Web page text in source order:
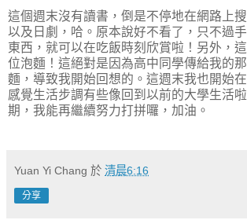
這個週末沒有讀書，倒是不停地在網路上
以及日劇，哈。原本說好不看了，只不過
東西，就可以在吃飯時刻欣賞啦！另外，
位泡麵！這絕對是因為高中同學傳給我的
麵，導致我開始回想的。這週末我也開始
感覺生活步調有些像回到以前的大學生活
期，我能再繼續努力打拼囉，加油。
Yuan Yi Chang 於 清晨6:16
分享